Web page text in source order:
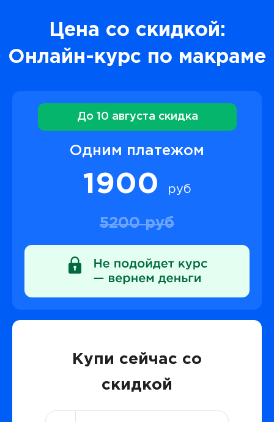
Цена со скидкой:
Онлайн-курс по макраме
До 10 августа скидка
Одним платежом
1900 руб
5200 руб
Купи сейчас со
скидкой